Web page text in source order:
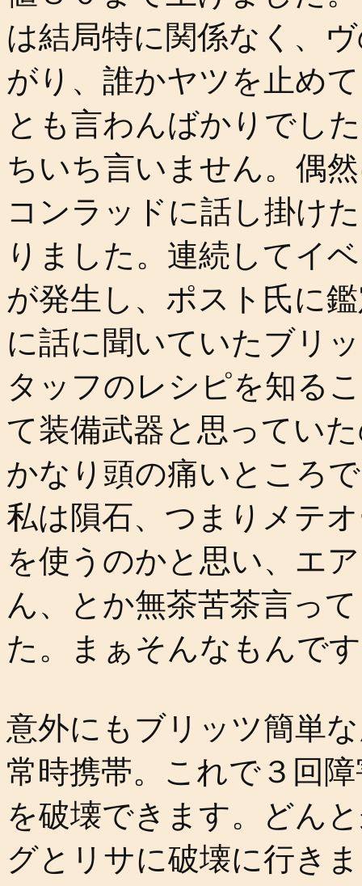
は結局特に関係なく、
がり、誰かヤツを止め
とも言わんばかりでし
ちいち言いません。偶
コンラッドに話し掛け
りました。連続してイ
が発生し、ポスト氏に
に話に聞いていたブリ
タッフのレシピを知る
て装備武器と思ってい
かなり頭の痛いところ
私は隕石、つまりメテ
を使うのかと思い、エ
ん、とか無茶苦茶言っ
た。まぁそんなもんで
意外にもブリッツ簡単
常時携帯。これで３回
を破壊できます。どん
グとリサに破壊に行き